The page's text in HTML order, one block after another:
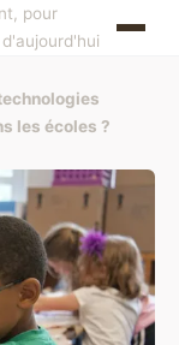
pour
les écoles ?